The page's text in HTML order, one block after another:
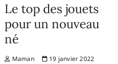
Le top des jouets
pour un nouveau
né
Maman 19 janvier 2022